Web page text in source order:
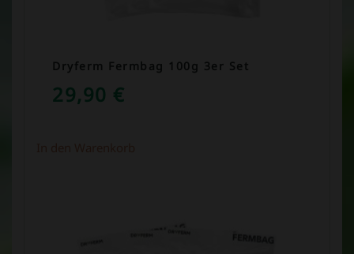
Dryferm Fermbag 100g 3er Set
29,90 €